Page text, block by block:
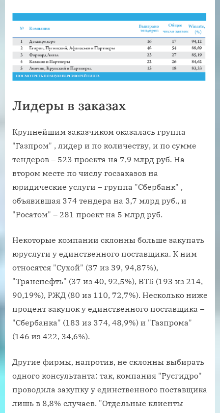
Лидеры в заказах
Крупнейшим заказчиком оказалась группа
"Газпром" , лидер и по количеству, и по сумме
тендеров – 523 проекта на 7,9 млрд руб. На
втором месте по числу госзаказов на
юридические услуги – группа "Сбербанк" ,
объявившая 374 тендера на 3,7 млрд руб., и
"Росатом" – 281 проект на 5 млрд руб.
Некоторые компании склонны больше закупать
юруслуги у единственного поставщика. К ним
относятся "Сухой" (37 из 39, 94,87%),
"Транснефть" (37 из 40, 92,5%), ВТБ (193 из 214,
90,19%), РЖД (80 из 110, 72,7%). Несколько ниже
процент закупок у единственного поставщика –
"Сбербанка" (183 из 374, 48,9%) и "Газпрома"
(146 из 422, 34,6%).
Другие фирмы, напротив, не склонны выбирать
одного консультанта: так, компания "Русгидро"
проводила закупку у единственного поставщика
лишь в 8,8% случаев. "Отдельные клиенты